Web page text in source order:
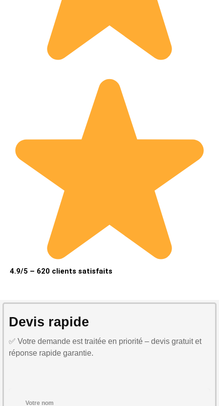
4.9/5 – 620 clients satisfaits
Devis rapide
✅ Votre demande est traitée en priorité – devis gratuit et
réponse rapide garantie.
Votre nom